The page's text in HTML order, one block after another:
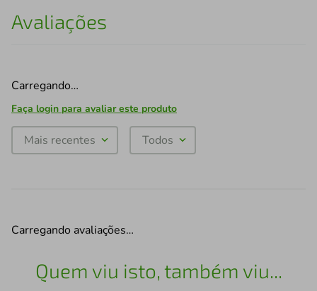
Avaliações
Carregando…
Faça login para avaliar este produto
Mais recentes Todos
Carregando avaliações…
Quem viu isto, também viu...